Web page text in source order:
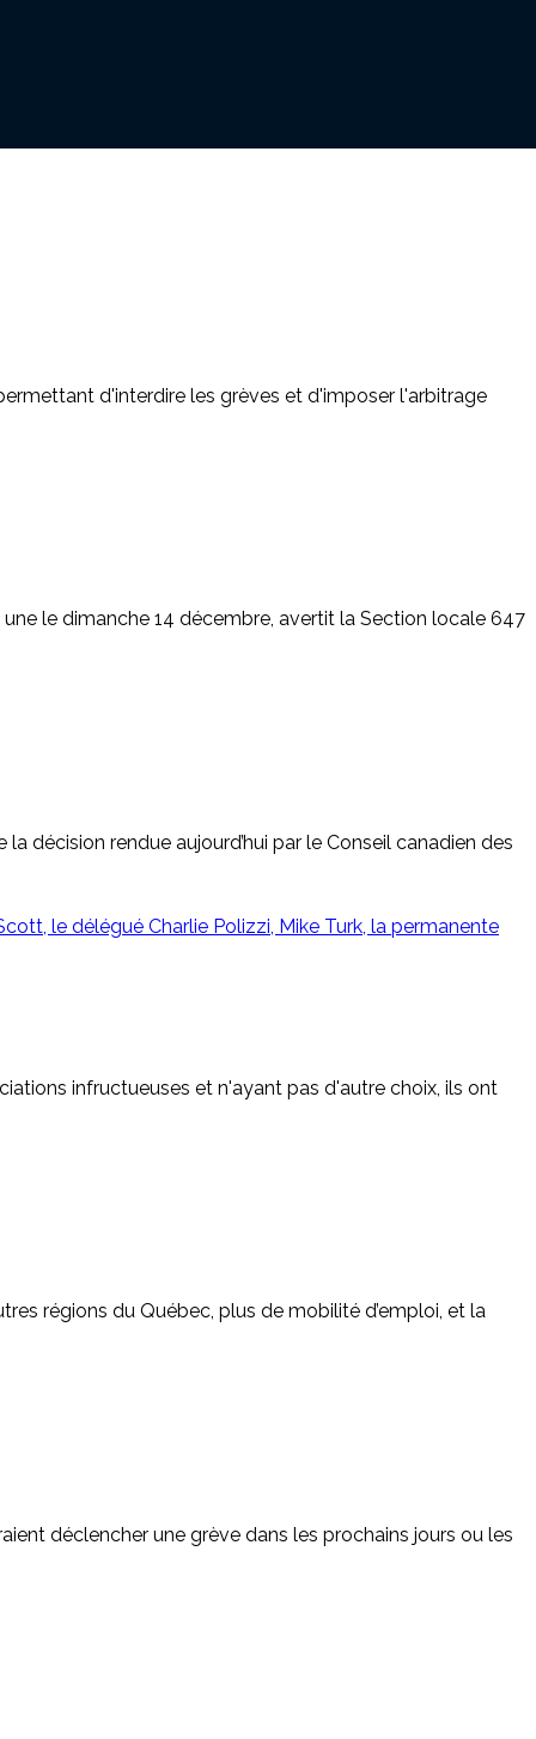
d'interdire les grèves et d'imposer l'arbitrage
le dimanche 14 décembre, avertit la Section locale 647
décision rendue aujourd’hui par le Conseil canadien des
infructueuses et n'ayant pas d'autre choix, ils ont
régions du Québec, plus de mobilité d’emploi, et la
déclencher une grève dans les prochains jours ou les